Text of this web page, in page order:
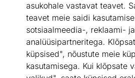
asukohale vastavat teavet.
teavet meie saidi
sotsiaalmeedia-, reklaami- ja
analüüsipartneritega.
küpsised", nõustute meie
kasutamisega. Kui klõpsate